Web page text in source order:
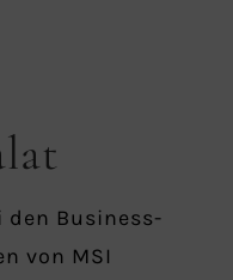
Business-
von MSI